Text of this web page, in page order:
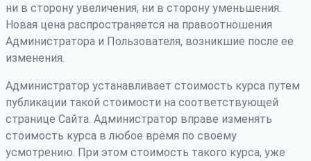
ни в сторону увеличения, ни в сторону уменьшения.
Новая цена распространяется на правоотношения
Администратора и Пользователя, возникшие после ее
изменения.
Администратор устанавливает стоимость курса путем
публикации такой стоимости на соответствующей
странице Сайта. Администратор вправе изменять
стоимость курса в любое время по своему
усмотрению. При этом стоимость такого курса, уже